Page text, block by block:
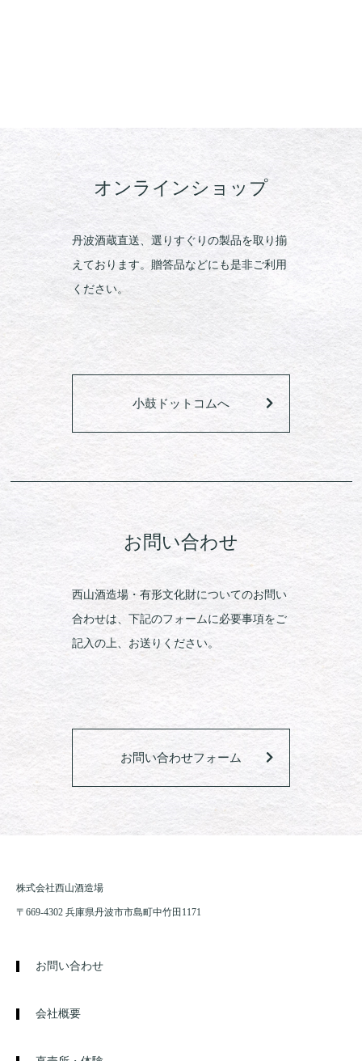
オンラインショップ
丹波酒蔵直送、選りすぐりの製品を取り揃
えております。贈答品などにも是非ご利用
ください。
小鼓ドットコムへ
お問い合わせ
西山酒造場・有形文化財についてのお問い
合わせは、下記のフォームに必要事項をご
記入の上、お送りください。
お問い合わせフォーム
株式会社西山酒造場
〒669-4302 兵庫県丹波市市島町中竹田1171
お問い合わせ
会社概要